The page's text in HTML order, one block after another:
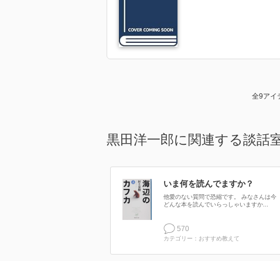
全9アイ
黒田洋一郎に関連する談話
いま何を読んでますか？
他愛のない質問で恐縮です。 みなさんは今
どんな本を読んでいらっしゃいますか...
570
カテゴリー：おすすめ教えて